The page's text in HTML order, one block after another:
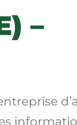
–